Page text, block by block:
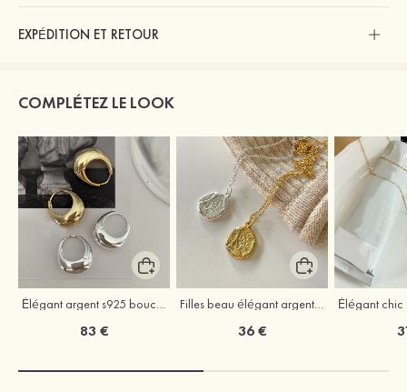
EXPÉDITION ET RETOUR
COMPLÉTEZ LE LOOK
Élégant argent s925 boucles d'oreilles
83 €
Filles beau élégant argent colliers
36 €
Élégant chic